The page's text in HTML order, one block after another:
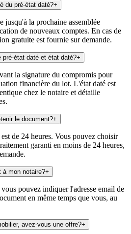
du pré-état daté?+
jusqu'à la prochaine assemblée
de nouveaux comptes. En cas de
gratuite est fournie sur demande.
état daté et état daté?+
la signature du compromis pour
financière du lot. L'état daté est
chez le notaire et détaille
le document?+
de 24 heures. Vous pouvez choisir
garanti en moins de 24 heures,
à mon notaire?+
pouvez indiquer l'adresse email de
en même temps que vous, au
avez-vous une offre?+